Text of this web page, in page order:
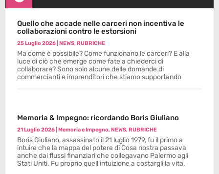
Quello che accade nelle carceri non incentiva le
collaborazioni contro le estorsioni
25 Luglio 2026 |NEWS,RUBRICHE
Ma come è possibile? Come funzionano le carceri? E alla
luce di ciò che emerge come fate a chiederci di
collaborare? Sono solo alcune delle domande di
commercianti e imprenditori che stiamo supportando
Memoria & Impegno: ricordando Boris Giuliano
21 Luglio 2026 |Memoria e Impegno,NEWS,RUBRICHE
Boris Giuliano, assassinato il 21 luglio 1979, fu il primo a
intuire che la mappa del potere di Cosa nostra passava
anche dai flussi finanziari che collegavano Palermo agli
Stati Uniti. Fu proprio quell’intuizione a costargli la vita.